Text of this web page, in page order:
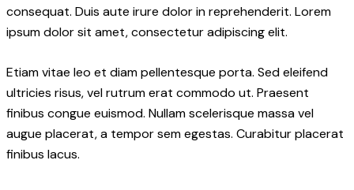
consequat. Duis aute irure dolor in reprehenderit. Lorem
ipsum dolor sit amet, consectetur adipiscing elit.
Etiam vitae leo et diam pellentesque porta. Sed eleifend
ultricies risus, vel rutrum erat commodo ut. Praesent
finibus congue euismod. Nullam scelerisque massa vel
augue placerat, a tempor sem egestas. Curabitur placerat
finibus lacus.